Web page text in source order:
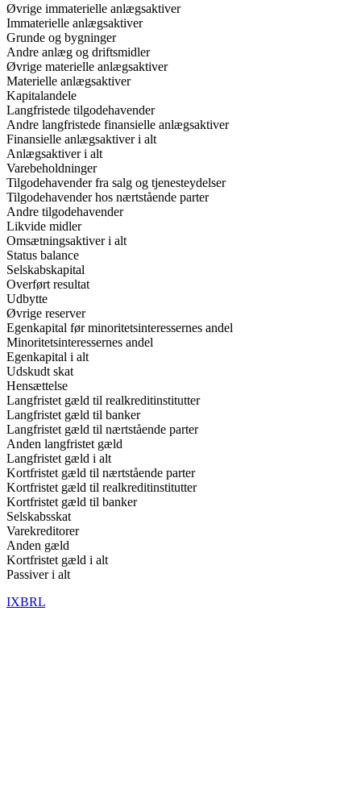
Øvrige immaterielle anlægsaktiver
Immaterielle anlægsaktiver
Grunde og bygninger
Andre anlæg og driftsmidler
Øvrige materielle anlægsaktiver
Materielle anlægsaktiver
Kapitalandele
Langfristede tilgodehavender
Andre langfristede finansielle anlægsaktiver
Finansielle anlægsaktiver i alt
Anlægsaktiver i alt
Varebeholdninger
Tilgodehavender fra salg og tjenesteydelser
Tilgodehavender hos nærtstående parter
Andre tilgodehavender
Likvide midler
Omsætningsaktiver i alt
Status balance
Selskabskapital
Overført resultat
Udbytte
Øvrige reserver
Egenkapital før minoritetsinteressernes andel
Minoritetsinteressernes andel
Egenkapital i alt
Udskudt skat
Hensættelse
Langfristet gæld til realkreditinstitutter
Langfristet gæld til banker
Langfristet gæld til nærtstående parter
Anden langfristet gæld
Langfristet gæld i alt
Kortfristet gæld til nærtstående parter
Kortfristet gæld til realkreditinstitutter
Kortfristet gæld til banker
Selskabsskat
Varekreditorer
Anden gæld
Kortfristet gæld i alt
Passiver i alt
IXBRL